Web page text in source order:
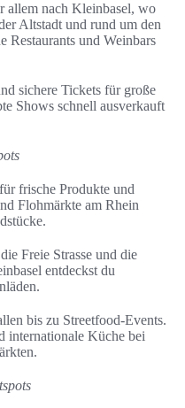
allem nach Kleinbasel, wo
Altstadt und rund um den
Restaurants und Weinbars
sichere Tickets für große
Shows schnell ausverkauft
frische Produkte und
Flohmärkte am Rhein
Freie Strasse und die
entdeckst du
bis zu Streetfood-Events.
internationale Küche bei